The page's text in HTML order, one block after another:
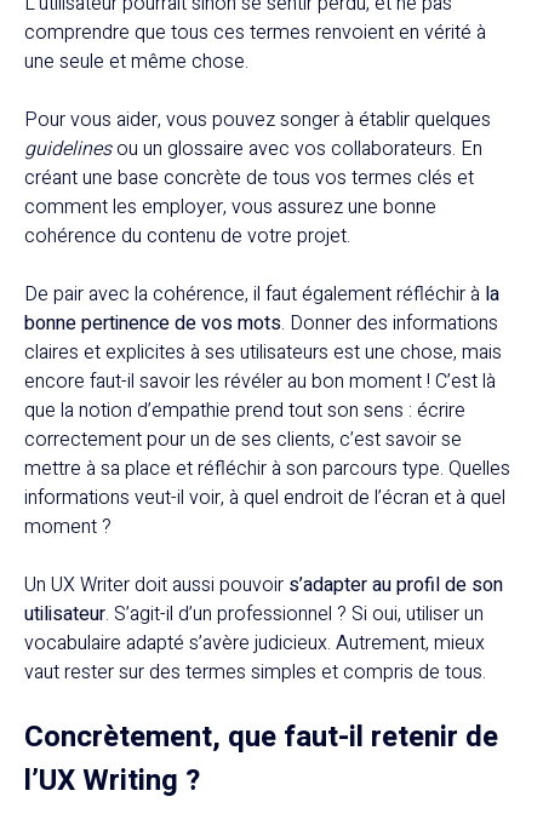
comprendre que tous ces termes renvoient en vérité à
une seule et même chose.
Pour vous aider, vous pouvez songer à établir quelques
guidelinesou un glossaire avec vos collaborateurs. En
créant une base concrète de tous vos termes clés et
comment les employer, vous assurez une bonne
cohérence du contenu de votre projet.
De pair avec la cohérence, il faut également réfléchir à la
bonne pertinence de vos mots. Donner des informations
claires et explicites à ses utilisateurs est une chose, mais
encore faut-il savoir les révéler au bon moment ! C’est là
que la notion d’empathie prend tout son sens : écrire
correctement pour un de ses clients, c’est savoir se
mettre à sa place et réfléchir à son parcours type. Quelles
informations veut-il voir, à quel endroit de l’écran et à quel
moment ?
Un UX Writer doit aussi pouvoir s’adapter au profil de son
utilisateur. S’agit-il d’un professionnel ? Si oui, utiliser un
vocabulaire adapté s’avère judicieux. Autrement, mieux
vaut rester sur des termes simples et compris de tous.
Concrètement, que faut-il retenir de
l’UX Writing ?